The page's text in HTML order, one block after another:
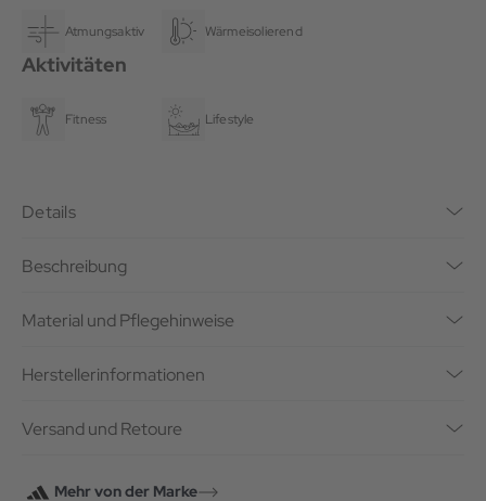
Atmungsaktiv Wärmeisolierend
Aktivitäten
Fitness Lifestyle
Details
Beschreibung
Material und Pflegehinweise
Herstellerinformationen
Versand und Retoure
Mehr von der Marke